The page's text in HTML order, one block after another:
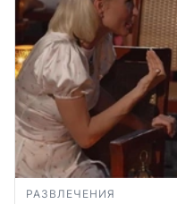
РАЗВЛЕЧЕНИЯ